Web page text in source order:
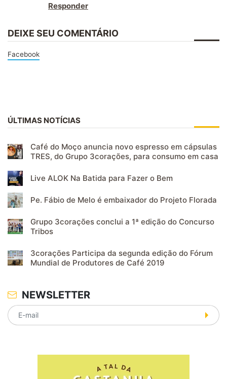
Responder
DEIXE SEU COMENTÁRIO
Facebook
ÚLTIMAS NOTÍCIAS
Café do Moço anuncia novo espresso em cápsulas
TRES, do Grupo 3corações, para consumo em casa
Live ALOK Na Batida para Fazer o Bem
Pe. Fábio de Melo é embaixador do Projeto Florada
Grupo 3corações conclui a 1ª edição do Concurso
Tribos
3corações Participa da segunda edição do Fórum
Mundial de Produtores de Café 2019
NEWSLETTER